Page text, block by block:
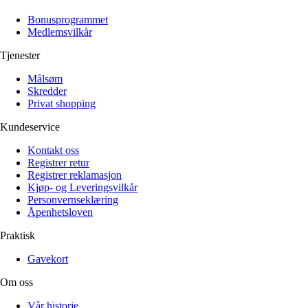
Klær
Reise
Informasjon
Tilbehør
Lukk
Alle artikler
Klær
Reise
Informasjon
Tilbehør
Målsøm
Lukk
Bonusprogrammet
Medlemsvilkår
Tjenester
Målsøm
Skredder
Privat shopping
Kundeservice
Kontakt oss
Registrer retur
Registrer reklamasjon
Kjøp- og Leveringsvilkår
Personvernseklæring
Åpenhetsloven
Praktisk
Gavekort
Om oss
Vår historie